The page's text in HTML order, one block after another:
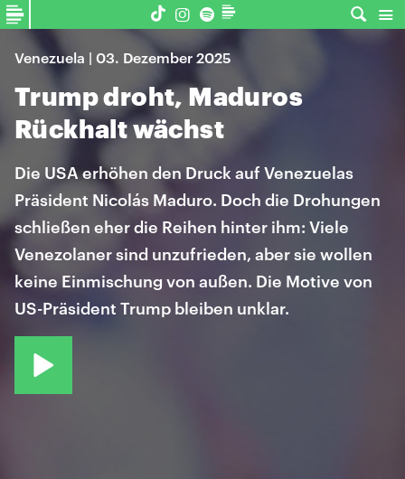
Venezuela | 03. Dezember 2025
Trump droht, Maduros
Rückhalt wächst
Die USA erhöhen den Druck auf Venezuelas
Präsident Nicolás Maduro. Doch die Drohungen
schließen eher die Reihen hinter ihm: Viele
Venezolaner sind unzufrieden, aber sie wollen
keine Einmischung von außen. Die Motive von
US-Präsident Trump bleiben unklar.